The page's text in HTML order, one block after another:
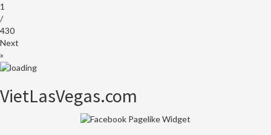
1
/
430
Next
»
VietLasVegas.com